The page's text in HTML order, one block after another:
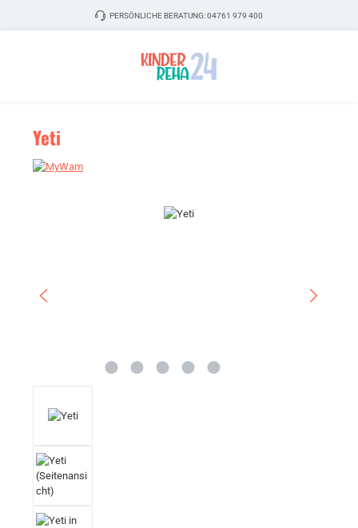
Zum Hauptinhalt springenPERSÖNLICHE BERATUNG:04761 979 400
Yeti